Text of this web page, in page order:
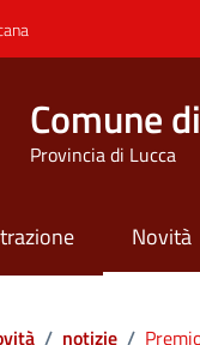
Comune
Provincia di Lucca
Novità
/ notizie /